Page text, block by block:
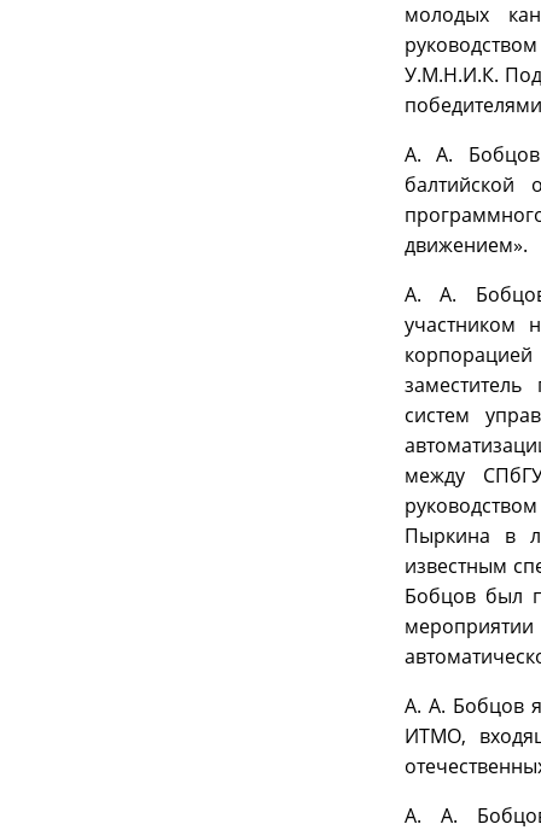
молодых
У.М.Н.И.К. Под
А. А. Бобцов
балтийской
движением».
А. А. Бобцов
участником
систем
между
Пыркина в
известным
Бобцов был
А. А. Бобцов
ИТМО,
А. А.